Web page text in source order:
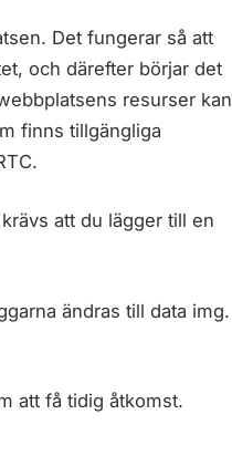
Det fungerar så att
och därefter börjar det
resurser kan
finns tillgängliga
att du lägger till en
ändras till data img.
att få tidig åtkomst.